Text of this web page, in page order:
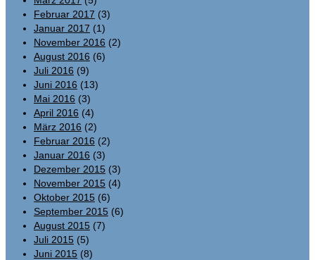
Februar 2017 (3)
Januar 2017 (1)
November 2016 (2)
August 2016 (6)
Juli 2016 (9)
Juni 2016 (13)
Mai 2016 (3)
April 2016 (4)
März 2016 (2)
Februar 2016 (2)
Januar 2016 (3)
Dezember 2015 (3)
November 2015 (4)
Oktober 2015 (6)
September 2015 (6)
August 2015 (7)
Juli 2015 (5)
Juni 2015 (8)